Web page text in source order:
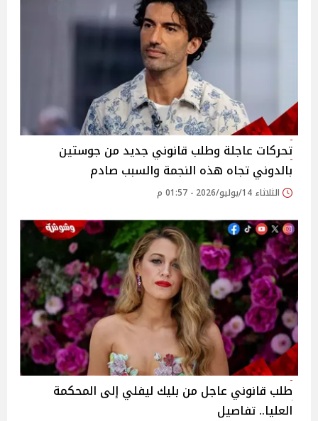
تحركات عاجلة وطلب قانوني جديد من جوستين
بالدوني تجاه هذه النجمة والسبب صادم
الثلاثاء 14/يوليو/2026 - 01:57 م
طلب قانوني عاجل من بليك ليفلي إلى المحكمة
العليا.. تفاصيل